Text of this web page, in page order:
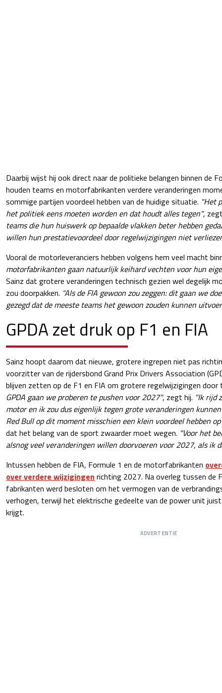
Daarbij wijst hij ook direct naar de politieke belangen binnen de
houden teams en motorfabrikanten verdere veranderingen
sommige partijen voordeel hebben van de huidige situatie. "Het
het politiek eens moeten worden en dat houdt alles tegen",
teams die hun huiswerk op bepaalde vlakken beter hebben
willen hun prestatievoordeel door regelwijzigingen niet
Vooral de motorleveranciers hebben volgens hem veel macht
motorfabrikanten gaan natuurlijk keihard vechten voor hun
Sainz dat grotere veranderingen technisch gezien wel degelijk
zou doorpakken. "Als de FIA gewoon zou zeggen: dit gaan we
gezegd dat de meeste teams het gewoon zouden kunnen
GPDA zet druk op F1 en FIA
Sainz hoopt daarom dat nieuwe, grotere ingrepen niet pas
voorzitter van de rijdersbond Grand Prix Drivers Association
blijven zetten op de F1 en FIA om grotere regelwijzigingen
GPDA gaan we proberen te pushen voor 2027", zegt hij. "Ik rijd
motor en ik zou dus eigenlijk tegen grote veranderingen
Red Bull op dit moment misschien een klein voordeel hebben
dat het belang van de sport zwaarder moet wegen. "Voor het
alsnog veel veranderingen willen doorvoeren voor 2027, als ik
Intussen hebben de FIA, Formule 1 en de motorfabrikanten
over verdere wijzigingen richting 2027. Na overleg tussen de
fabrikanten werd besloten om het vermogen van de
verhogen, terwijl het elektrische gedeelte van de power unit
krijgt.
ADVERTENTIE